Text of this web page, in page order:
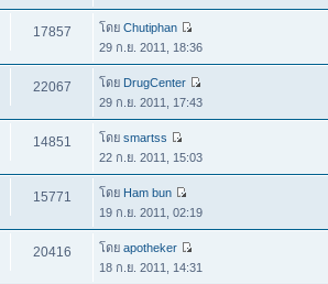
17857 โดยChutiphan
29 ก.ย. 2011, 18:36
22067 โดย DrugCenter
29 ก.ย. 2011, 17:43
14851 โดยsmartss
22 ก.ย. 2011, 15:03
15771 โดย Ham bun
19 ก.ย. 2011, 02:19
20416 โดยapotheker
18 ก.ย. 2011, 14:31